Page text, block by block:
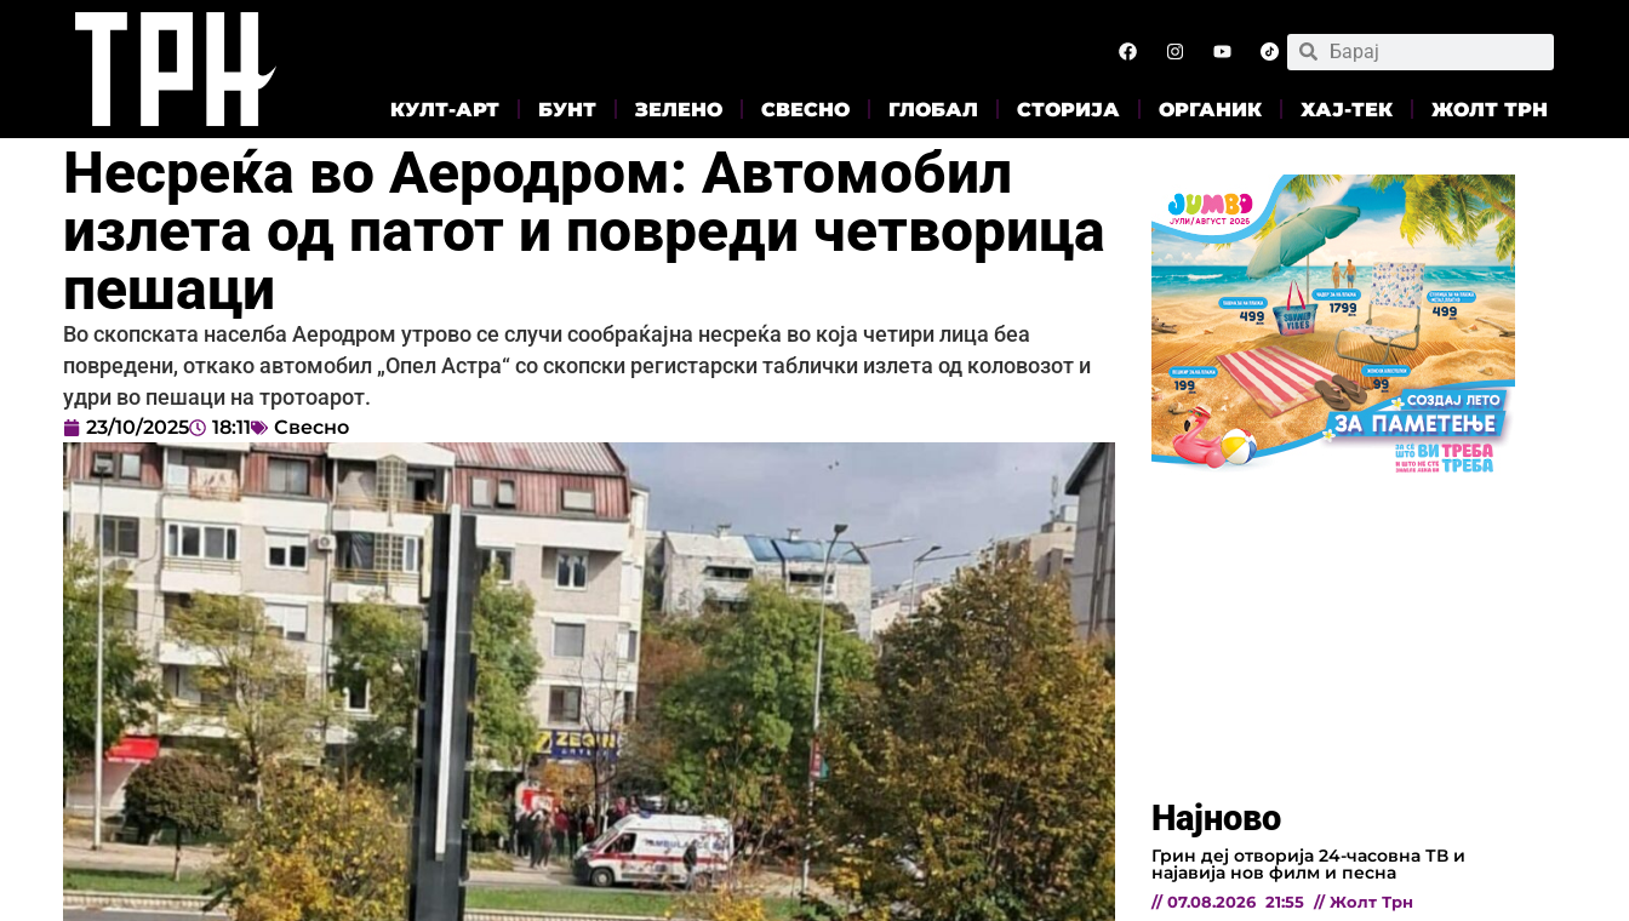
КУЛТ-АРТ БУНТ ЗЕЛЕНО СВЕСНО ГЛОБАЛ СТОРИЈА ОРГАНИК ХАЈ-ТЕК ЖОЛТ ТРН
Несреќа во Аеродром: Автомобил
излета од патот и повреди четворица
пешаци
Во скопската населба Аеродром утрово се случи сообраќајна несреќа во која четири лица беа
повредени, откако автомобил „Опел Астра“ со скопски регистарски таблички излета од коловозот и
удри во пешаци на тротоарот.
23/10/2025 18:11 Свесно
Најново
Грин деј отворија 24-часовна ТВ и
најавија нов филм и песна
// 07.08.2026 21:55 // Жолт Трн